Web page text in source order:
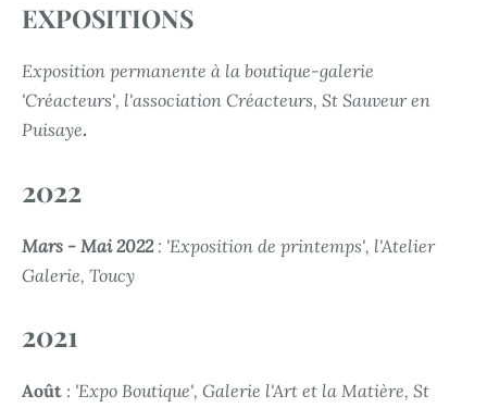
EXPOSITIONS
Exposition permanente à la boutique-galerie
'Créacteurs', l'association Créacteurs, St Sauveur en
Puisaye.
2022
Mars - Mai 2022: 'Exposition de printemps', l'Atelier
Galerie, Toucy
2021
Août : 'Expo Boutique', Galerie l'Art et la Matière, St